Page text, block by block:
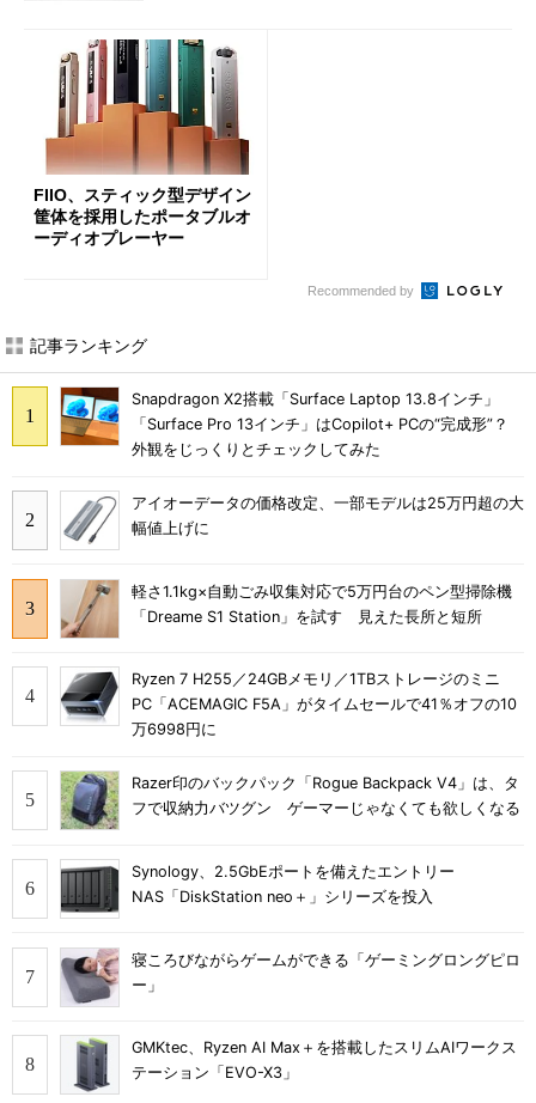
FIIO、スティック型デザイン
筐体を採用したポータブルオ
ーディオプレーヤー
Recommended by
記事ランキング
Snapdragon X2搭載「Surface Laptop 13.8インチ」
「Surface Pro 13インチ」はCopilot+ PCの“完成形”？
外観をじっくりとチェックしてみた
アイオーデータの価格改定、一部モデルは25万円超の大
幅値上げに
軽さ1.1kg×自動ごみ収集対応で5万円台のペン型掃除機
「Dreame S1 Station」を試す 見えた長所と短所
Ryzen 7 H255／24GBメモリ／1TBストレージのミニ
PC「ACEMAGIC F5A」がタイムセールで41％オフの10
万6998円に
Razer印のバックパック「Rogue Backpack V4」は、タ
フで収納力バツグン ゲーマーじゃなくても欲しくなる
Synology、2.5GbEポートを備えたエントリー
NAS「DiskStation neo＋」シリーズを投入
寝ころびながらゲームができる「ゲーミングロングピロ
ー」
GMKtec、Ryzen AI Max＋を搭載したスリムAIワークス
テーション「EVO-X3」